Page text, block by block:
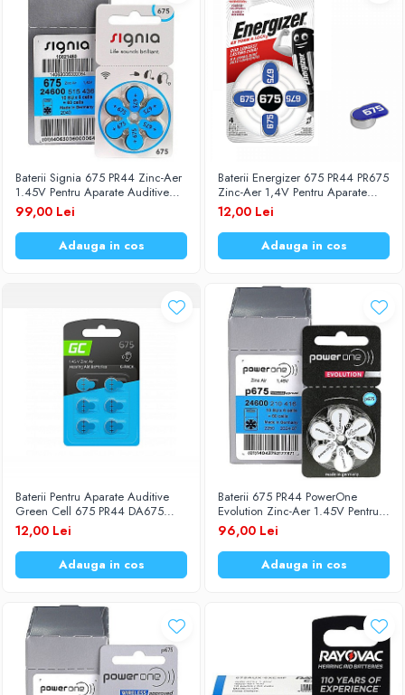
Baterii Signia 675 PR44 Zinc-Aer
1.45V Pentru Aparate Auditive
Set 60 Baterii
99,00 Lei
Adauga in cos
Baterii Energizer 675 PR44 PR675
Zinc-Aer 1,4V Pentru Aparate
Auditive Set 4 Baterii
12,00 Lei
Adauga in cos
Baterii Pentru Aparate Auditive
Green Cell 675 PR44 DA675
Zinc-Aer 1.45V Set 6 Buc.
12,00 Lei
Adauga in cos
Baterii 675 PR44 PowerOne
Evolution Zinc-Aer 1.45V Pentru
Aparate Auditive cutie 60 Baterii
96,00 Lei
Adauga in cos